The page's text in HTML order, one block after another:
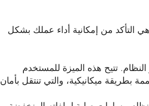
من إمكانية أداء عملك بشكل
تتيح هذه الميزة للمستخدم
بطريقة ميكانيكية، والتي تنتقل بأمان